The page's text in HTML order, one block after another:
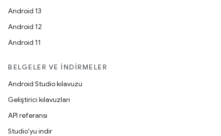
Android 13
Android 12
Android 11
BELGELER VE İNDIRMELER
Android Studio kılavuzu
Geliştirici kılavuzları
API referansı
Studio'yu indir